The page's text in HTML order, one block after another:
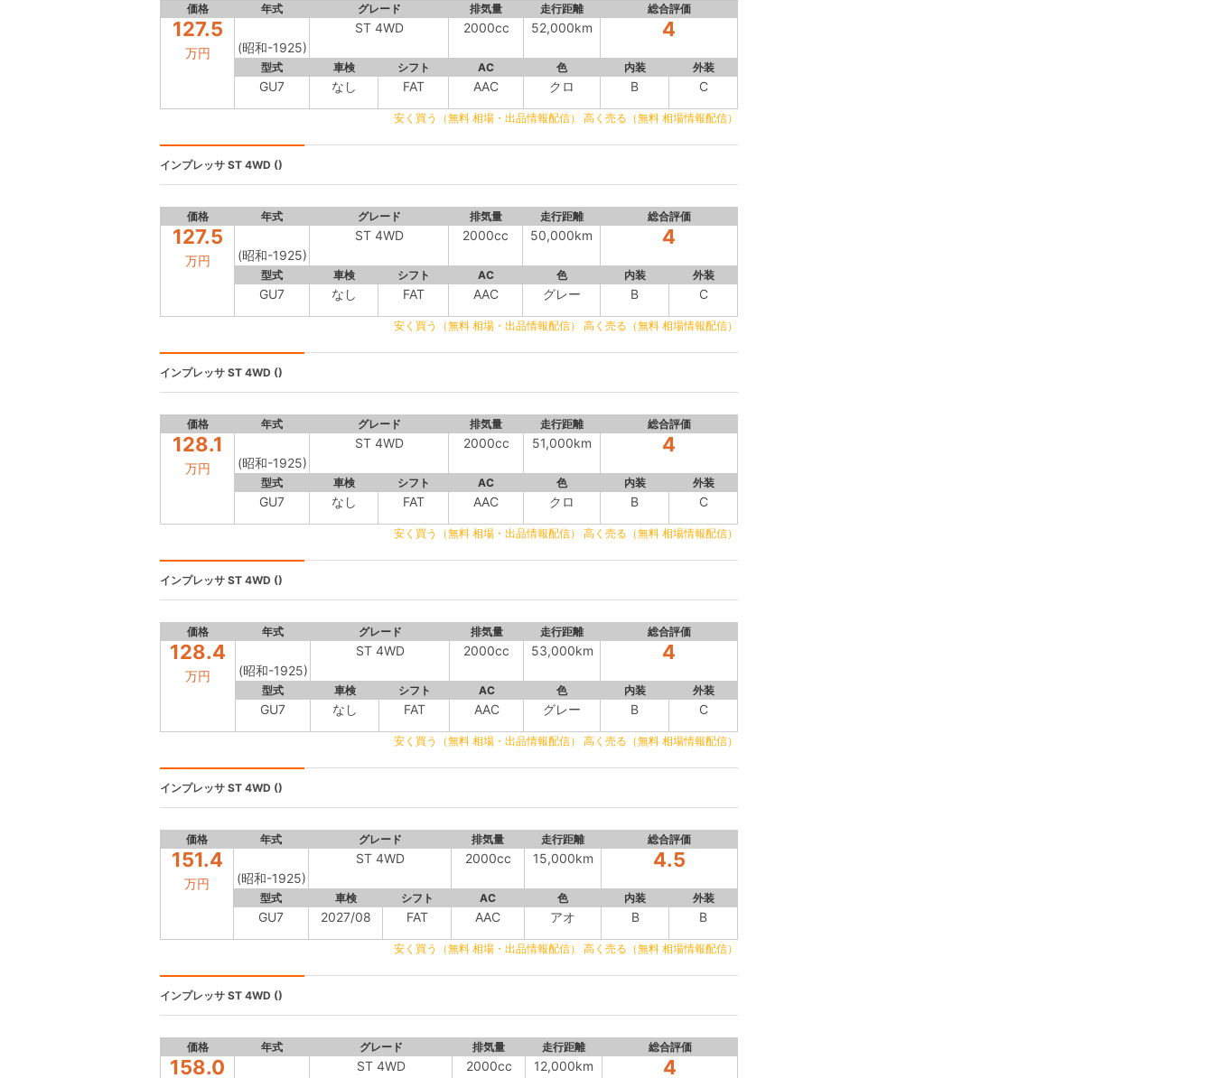
価格 年式 グレード 排気量 走行距離 総合評価
127.5
万円 (昭和-1925)
ST 4WD 2000cc 52,000km 4
型式 車検 シフト AC 色 内装 外装
GU7 なし FAT AAC クロ B C
安く買う（無料 相場・出品情報配信） 高く売る（無料 相場情報配信）
インプレッサ ST 4WD ()
価格 年式 グレード 排気量 走行距離 総合評価
127.5
万円 (昭和-1925)
ST 4WD 2000cc 50,000km 4
型式 車検 シフト AC 色 内装 外装
GU7 なし FAT AAC グレー B C
安く買う（無料 相場・出品情報配信） 高く売る（無料 相場情報配信）
インプレッサ ST 4WD ()
価格 年式 グレード 排気量 走行距離 総合評価
128.1
万円 (昭和-1925)
ST 4WD 2000cc 51,000km 4
型式 車検 シフト AC 色 内装 外装
GU7 なし FAT AAC クロ B C
安く買う（無料 相場・出品情報配信） 高く売る（無料 相場情報配信）
インプレッサ ST 4WD ()
価格 年式 グレード 排気量 走行距離 総合評価
128.4
万円 (昭和-1925)
ST 4WD 2000cc 53,000km 4
型式 車検 シフト AC 色 内装 外装
GU7 なし FAT AAC グレー B C
安く買う（無料 相場・出品情報配信） 高く売る（無料 相場情報配信）
インプレッサ ST 4WD ()
価格 年式 グレード 排気量 走行距離 総合評価
151.4
万円 (昭和-1925)
ST 4WD 2000cc 15,000km 4.5
型式 車検 シフト AC 色 内装 外装
GU7 2027/08 FAT AAC アオ B B
安く買う（無料 相場・出品情報配信） 高く売る（無料 相場情報配信）
インプレッサ ST 4WD ()
価格 年式 グレード 排気量 走行距離 総合評価
158.0 ST 4WD 2000cc 12,000km 4